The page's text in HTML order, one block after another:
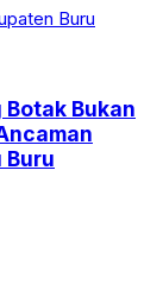
Botak Bukan
Buru